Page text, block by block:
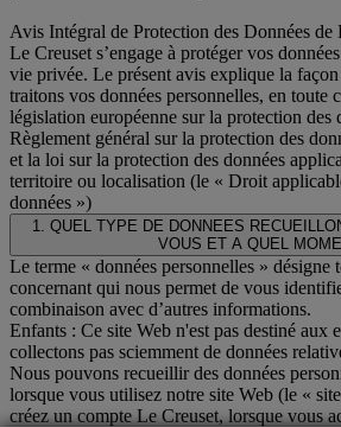
Avis Intégral de Protection des Données de
Le Creuset s’engage à protéger vos
vie privée. Le présent avis explique la
traitons vos données personnelles, en toute
législation européenne sur la protection des
Règlement général sur la protection des
et la loi sur la protection des données
territoire ou localisation (le « Droit
données »)
1. QUEL TYPE DE DONNEES
VOUS ET A QUEL
Le terme « données personnelles »
concernant qui nous permet de vous
combinaison avec d’autres informations.
Enfants : Ce site Web n'est pas destiné aux
collectons pas sciemment de données
Nous pouvons recueillir des données
lorsque vous utilisez notre site Web (le «
créez un compte Le Creuset, lorsque vous